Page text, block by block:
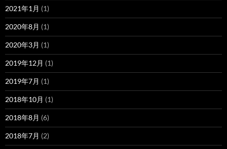
2021年1月 (1)
2020年8月 (1)
2020年3月 (1)
2019年12月 (1)
2019年7月 (1)
2018年10月 (1)
2018年8月 (6)
2018年7月 (2)